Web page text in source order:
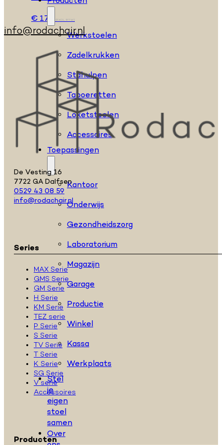
Werkstoelen
Zadelkrukken
Stahulpen
Taboeretten
Loketstoelen
Accessoires
Toepassingen
Kantoor
Onderwijs
Gezondheidszorg
Laboratorium
Magazijn
Garage
Productie
Winkel
Kassa
Werkplaats
Stel
je
eigen
stoel
samen
Over
€172 (EXCL. BTW)
info@rodachair.nl
De Vesting 16
7722 GA Dalfsen
0529 43 08 59
info@rodachair.nl
Series
MAX Serie
GMS Serie
GM Serie
H Serie
KM Serie
TEZ serie
P Serie
S Serie
TV Serie
T Serie
K Serie
SG Serie
V serie
Accessoires
Producten